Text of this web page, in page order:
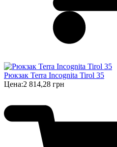
Рюкзак Terra Incognita Tirol 35
Цена:2 814,28 грн